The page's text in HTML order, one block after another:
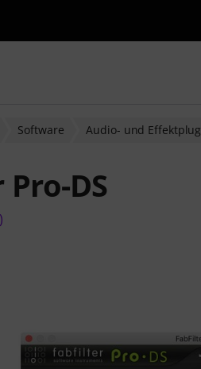
Software Audio- und
DS
von 5 Sternen aus 2
)